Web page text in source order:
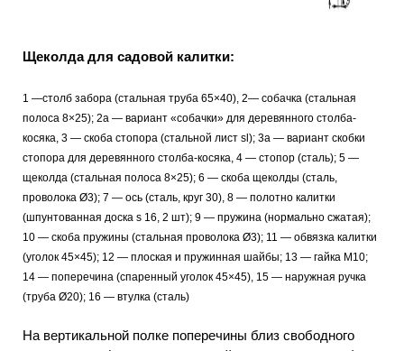
Щеколда для садовой калитки:
1 —столб забора (стальная труба 65×40), 2— собачка (стальная
полоса 8×25); 2а — вариант «собачки» для деревянного столба-
косяка, 3 — скоба стопора (стальной лист sl); 3а — вариант скобки
стопора для деревянного столба-косяка, 4 — стопор (сталь); 5 —
щеколда (стальная полоса 8×25); 6 — скоба щеколды (сталь,
проволока Ø3); 7 — ось (сталь, круг 30), 8 — полотно калитки
(шпунтованная доска s 16, 2 шт); 9 — пружина (нормально сжатая);
10 — скоба пружины (стальная проволока Ø3); 11 — обвязка калитки
(уголок 45×45); 12 — плоская и пружинная шайбы; 13 — гайка М10;
14 — поперечина (спаренный уголок 45×45), 15 — наружная ручка
(труба Ø20); 16 — втулка (сталь)
На вертикальной полке поперечины близ свободного